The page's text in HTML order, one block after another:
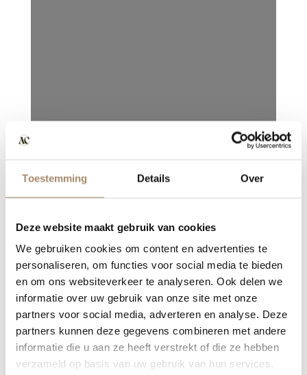
Toestemming Details Over
Deze website maakt gebruik van cookies
We gebruiken cookies om content en advertenties te
personaliseren, om functies voor social media te bieden
en om ons websiteverkeer te analyseren. Ook delen we
informatie over uw gebruik van onze site met onze
partners voor social media, adverteren en analyse. Deze
partners kunnen deze gegevens combineren met andere
informatie die u aan ze heeft verstrekt of die ze hebben
verzameld op basis van uw gebruik van hun services.